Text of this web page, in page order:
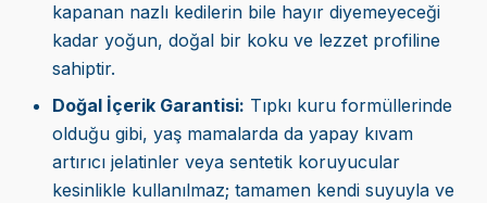
kapanan nazlı kedilerin bile hayır diyemeyeceği
kadar yoğun, doğal bir koku ve lezzet profiline
sahiptir.
Doğal İçerik Garantisi: Tıpkı kuru formüllerinde
olduğu gibi, yaş mamalarda da yapay kıvam
artırıcı jelatinler veya sentetik koruyucular
kesinlikle kullanılmaz; tamamen kendi suyuyla ve